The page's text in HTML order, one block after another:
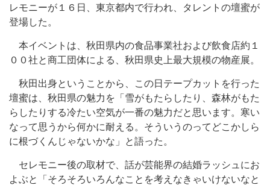
レモニーが１６日、東京都内で行われ、タレントの壇蜜が
登場した。
本イベントは、秋田県内の食品事業社および飲食店約１
００社と商工団体による、秋田県史上最大規模の物産展。
秋田出身ということから、この日テープカットを行った
壇蜜は、秋田県の魅力を「雪がもたらしたり、森林がもた
らしたりする冷たい空気が一番の魅力だと思います。寒い
なって思うから何かに耐える。そういうのってどこかしら
に根づくんじゃないかな」と語った。
セレモニー後の取材で、話が芸能界の結婚ラッシュにお
よぶと「そろそろいろんなことを考えなきゃいけないなと